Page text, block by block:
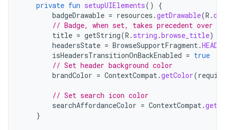
private fun setupUIElements()
{
badgeDrawable = resources .getDrawable(R .
// Badge, when set, takes precedent over
title = getString(R . string .browse_title)
headersState = BrowseSupportFragment.
isHeadersTransitionOnBackEnabled = true
// Set header background color
brandColor = ContextCompat.getColor(
// Set search icon color
searchAffordanceColor = ContextCompat.
}